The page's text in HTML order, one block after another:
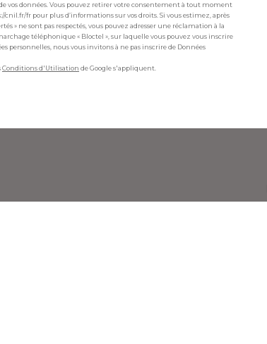
vos données. Vous pouvez retirer votre consentement à tout moment
fr pour plus d’informations sur vos droits. Si vous estimez, après
» ne sont pas respectés, vous pouvez adresser une réclamation à la
téléphonique « Bloctel », sur laquelle vous pouvez vous inscrire
personnelles, nous vous invitons à ne pas inscrire de Données
Conditions d'Utilisation de Google s'appliquent.